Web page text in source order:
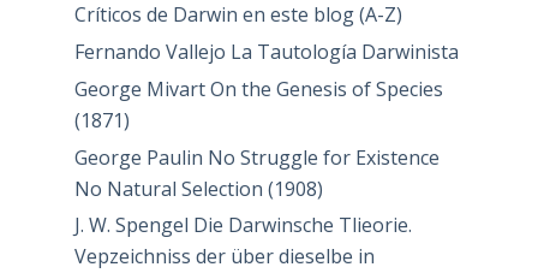
Críticos de Darwin en este blog (A-Z)
Fernando Vallejo La Tautología Darwinista
George Mivart On the Genesis of Species
(1871)
George Paulin No Struggle for Existence
No Natural Selection (1908)
J. W. Spengel Die Darwinsche Tlieorie.
Vepzeichniss der über dieselbe in